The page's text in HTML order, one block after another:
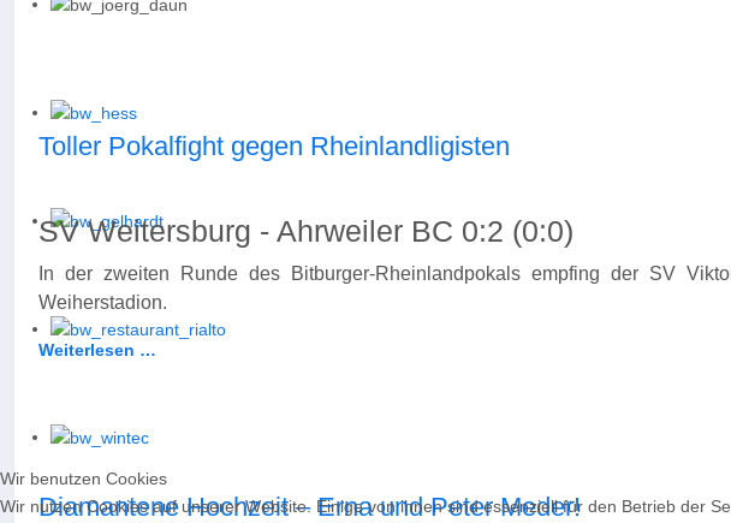
Toller Pokalfight gegen Rheinlandligisten
SV Weitersburg - Ahrweiler BC 0:2 (0:0)
In der zweiten Runde des Bitburger-Rheinlandpokals empfing der SV
Weiherstadion.
Weiterlesen …
Diamantene Hochzeit – Erna und Peter Meder!
Wir benutzen Cookies
Wir nutzen Cookies auf unserer Website. Einige von ihnen sind essenziell für den Betrieb der